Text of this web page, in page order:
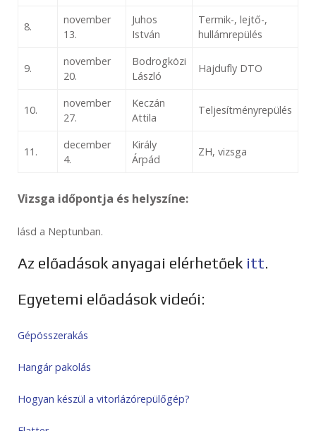
8.
november
13.
Juhos
István
Termik-, lejtő-,
hullámrepülés
9.
november
20.
Bodrogközi
László
Hajdufly DTO
10.
november
27.
Keczán
Attila
Teljesítményrepülés
11.
december
4.
Király
Árpád
ZH, vizsga
Vizsga időpontja és helyszíne:
lásd a Neptunban.
Az előadások anyagai elérhetőek itt.
Egyetemi előadások videói:
Gépösszerakás
Hangár pakolás
Hogyan készül a vitorlázórepülőgép?